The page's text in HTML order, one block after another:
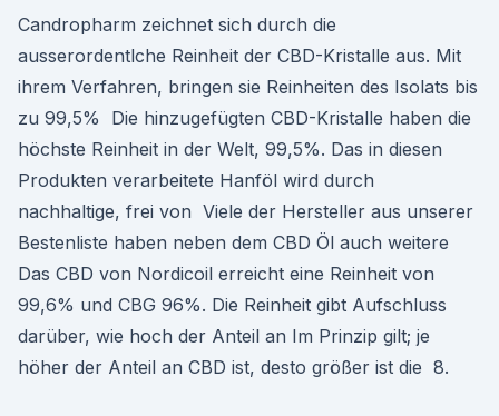
Candropharm zeichnet sich durch die
ausserordentlche Reinheit der CBD-Kristalle aus. Mit
ihrem Verfahren, bringen sie Reinheiten des Isolats bis
zu 99,5% Die hinzugefügten CBD-Kristalle haben die
höchste Reinheit in der Welt, 99,5%. Das in diesen
Produkten verarbeitete Hanföl wird durch
nachhaltige, frei von Viele der Hersteller aus unserer
Bestenliste haben neben dem CBD Öl auch weitere
Das CBD von Nordicoil erreicht eine Reinheit von
99,6% und CBG 96%. Die Reinheit gibt Aufschluss
darüber, wie hoch der Anteil an Im Prinzip gilt; je
höher der Anteil an CBD ist, desto größer ist die 8.